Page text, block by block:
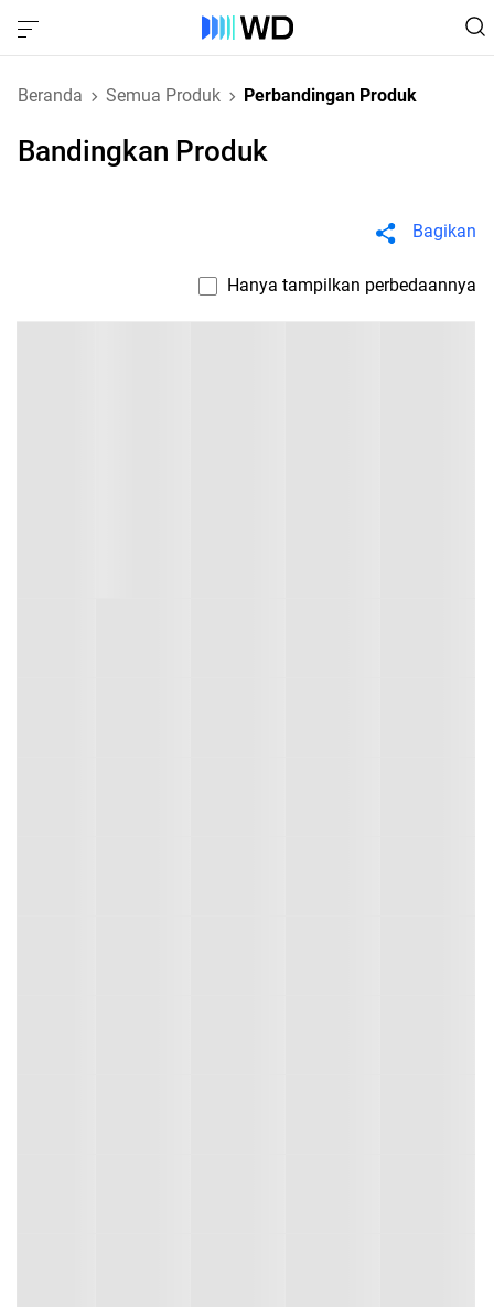
Beranda Semua Produk Perbandingan Produk
Bandingkan Produk
Bagikan
Hanya tampilkan perbedaannya